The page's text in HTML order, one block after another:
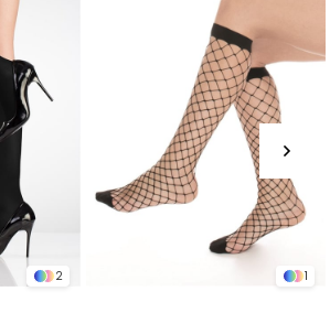
2 1